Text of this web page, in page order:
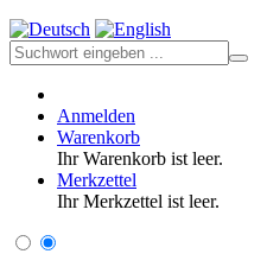
Anmelden
Warenkorb
Ihr Warenkorb ist leer.
Merkzettel
Ihr Merkzettel ist leer.